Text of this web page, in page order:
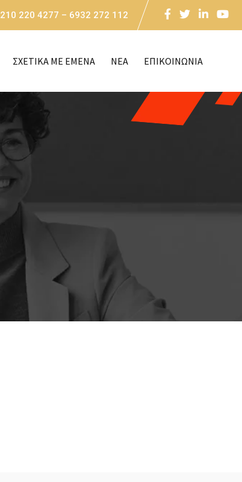
210 220 4277 – 6932 272 112
ΣΧΕΤΙΚΑ ΜΕ ΕΜΕΝΑ NEA ΕΠΙΚΟΙΝΩΝΙΑ